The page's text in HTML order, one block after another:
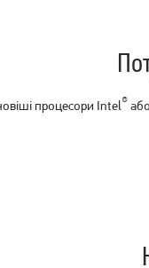
28 999грн
процесори Intel®